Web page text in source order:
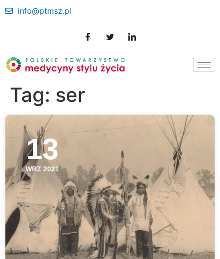
info@ptmsz.pl
Tag: ser
13
WRZ 2021